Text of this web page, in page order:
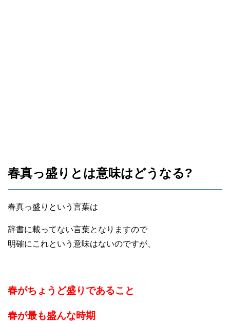
春真っ盛りとは意味はどうなる?
春真っ盛りという言葉は
辞書に載ってない言葉となりますので
明確にこれという意味はないのですが、
春がちょうど盛りであること
春が最も盛んな時期